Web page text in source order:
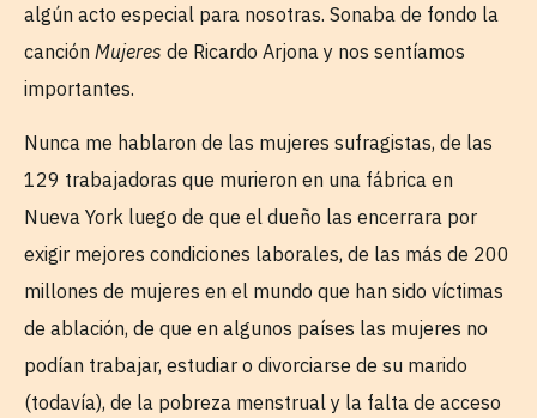
algún acto especial para nosotras. Sonaba de fondo la
canción Mujeres de Ricardo Arjona y nos sentíamos
importantes.
Nunca me hablaron de las mujeres sufragistas, de las
129 trabajadoras que murieron en una fábrica en
Nueva York luego de que el dueño las encerrara por
exigir mejores condiciones laborales, de las más de 200
millones de mujeres en el mundo que han sido víctimas
de ablación, de que en algunos países las mujeres no
podían trabajar, estudiar o divorciarse de su marido
(todavía), de la pobreza menstrual y la falta de acceso